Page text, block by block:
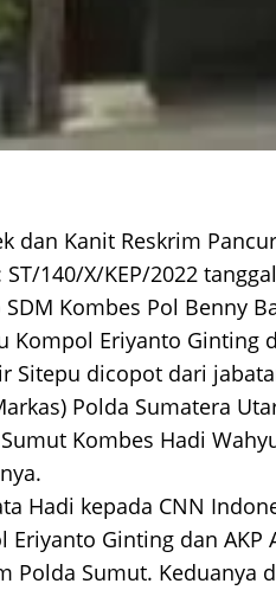
dan Kanit Reskrim
ST/140/X/KEP/2022
Kombes Pol Benny
Kompol Eriyanto Ginting
Sitepu dicopot dari
Polda Sumatera
Kombes Hadi
Hadi kepada CNN
Eriyanto Ginting dan
Polda Sumut. Keduanya